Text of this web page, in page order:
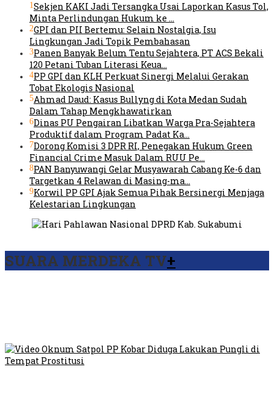
1Sekjen KAKI Jadi Tersangka Usai Laporkan Kasus Tol,
Minta Perlindungan Hukum ke …
2GPI dan PII Bertemu: Selain Nostalgia, Isu
Lingkungan Jadi Topik Pembahasan
3Panen Banyak Belum Tentu Sejahtera, PT ACS Bekali
120 Petani Tuban Literasi Keua…
4PP GPI dan KLH Perkuat Sinergi Melalui Gerakan
Tobat Ekologis Nasional
5Ahmad Daud: Kasus Bullyng di Kota Medan Sudah
Dalam Tahap Mengkhawatirkan
6Dinas PU Pengairan Libatkan Warga Pra-Sejahtera
Produktif dalam Program Padat Ka…
7Dorong Komisi 3 DPR RI, Penegakan Hukum Green
Financial Crime Masuk Dalam RUU Pe…
8PAN Banyuwangi Gelar Musyawarah Cabang Ke-6 dan
Targetkan 4 Relawan di Masing-ma…
9Korwil PP GPI Ajak Semua Pihak Bersinergi Menjaga
Kelestarian Lingkungan
SUARA MERDEKA TV+